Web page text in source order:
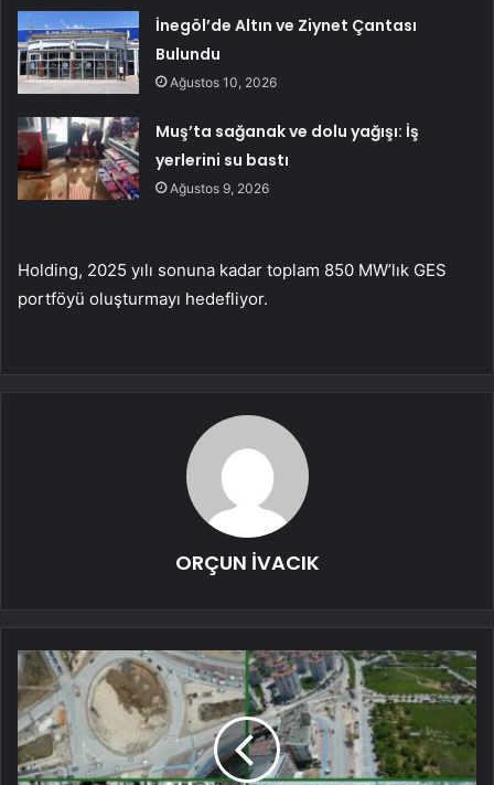
İnegöl’de Altın ve Ziynet Çantası
Bulundu
Ağustos 10, 2026
Muş’ta sağanak ve dolu yağışı: İş
yerlerini su bastı
Ağustos 9, 2026
Holding, 2025 yılı sonuna kadar toplam 850 MW’lık GES
portföyü oluşturmayı hedefliyor.
ORÇUN İVACIK